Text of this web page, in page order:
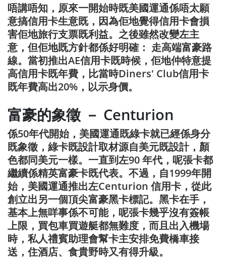
唔講唔知，原來一開始時既美國運通係唔太願
意搞信用卡生意既，因為佢地覺得信用卡會損
害佢地旅行支票既利益。之後雖然改變左主
意，但佢地既方針都係好明確： 走高端富豪路
線。當初推出AE信用卡既時候，佢地仲特意提
高信用卡既年費，比當時Diners' Club信用卡
既年費高出20%，以示身價。
富豪的象徵 － Centurion
係50年代開始，美國運通既綠卡就已經係身分
既象徵，綠卡既設計取材源自美元既設計，顏
色都同美元一樣。一直到左90 年代，呢張卡都
繼續係精英富豪卡既代表。不過，自1999年開
始，美國運通推出左Centurion 信用卡，從此
創立出另一個頂尖富豪黑卡標記。黑卡在手，
基本上無咩事係不可能，呢張卡幾乎沒有簽帳
上限，買包車買遊艇都無難度，而且出入機場
時，私人禮賓助理會幫卡主安排免費橋車接
送，住酒店、食貴野時又有得升級。